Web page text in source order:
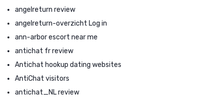
angelreturn review
angelreturn-overzicht Log in
ann-arbor escort near me
antichat fr review
Antichat hookup dating websites
AntiChat visitors
antichat_NL review